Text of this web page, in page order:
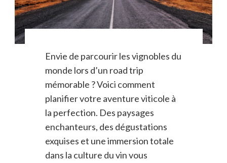
Envie de parcourir les vignobles du
monde lors d’un road trip
mémorable ? Voici comment
planifier votre aventure viticole à
la perfection. Des paysages
enchanteurs, des dégustations
exquises et une immersion totale
dans la culture du vin vous